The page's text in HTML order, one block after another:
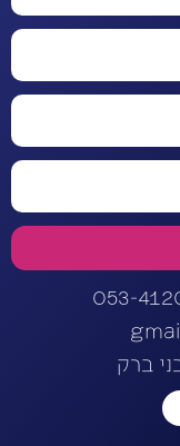
053-